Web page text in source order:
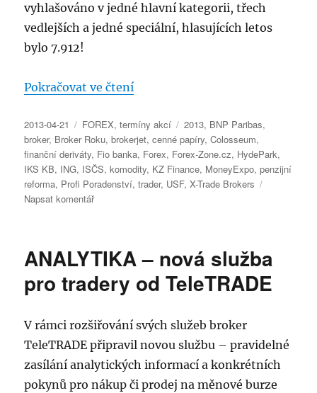
vyhlašováno v jedné hlavní kategorii, třech
vedlejších a jedné speciální, hlasujících letos
bylo 7.912!
Pokračovat ve čtení„Vyhlášení výsledků ankety
Publikováno:
2013-04-21 Rubriky:
FOREX,termíny akcí Štítky:
2013, BNP Paribas,
broker, Broker Roku,brokerjet,cenné papíry,Colosseum,
finanční deriváty, Fio banka, Forex, Forex-Zone.cz, HydePark,
IKS KB, ING, ISČS,komodity, KZ Finance, MoneyExpo,penzijní
reforma, Profi Poradenství,trader, USF,X-Trade Brokers
Napsat komentářpro
Vyhlášení
ankety
Roku
2013
ANALYTIKA – nová služba
pro tradery od TeleTRADE
V rámci rozšiřování svých služeb broker
TeleTRADE připravil novou službu – pravidelné
zasílání analytických informací a konkrétních
pokynů pro nákup či prodej na měnové burze